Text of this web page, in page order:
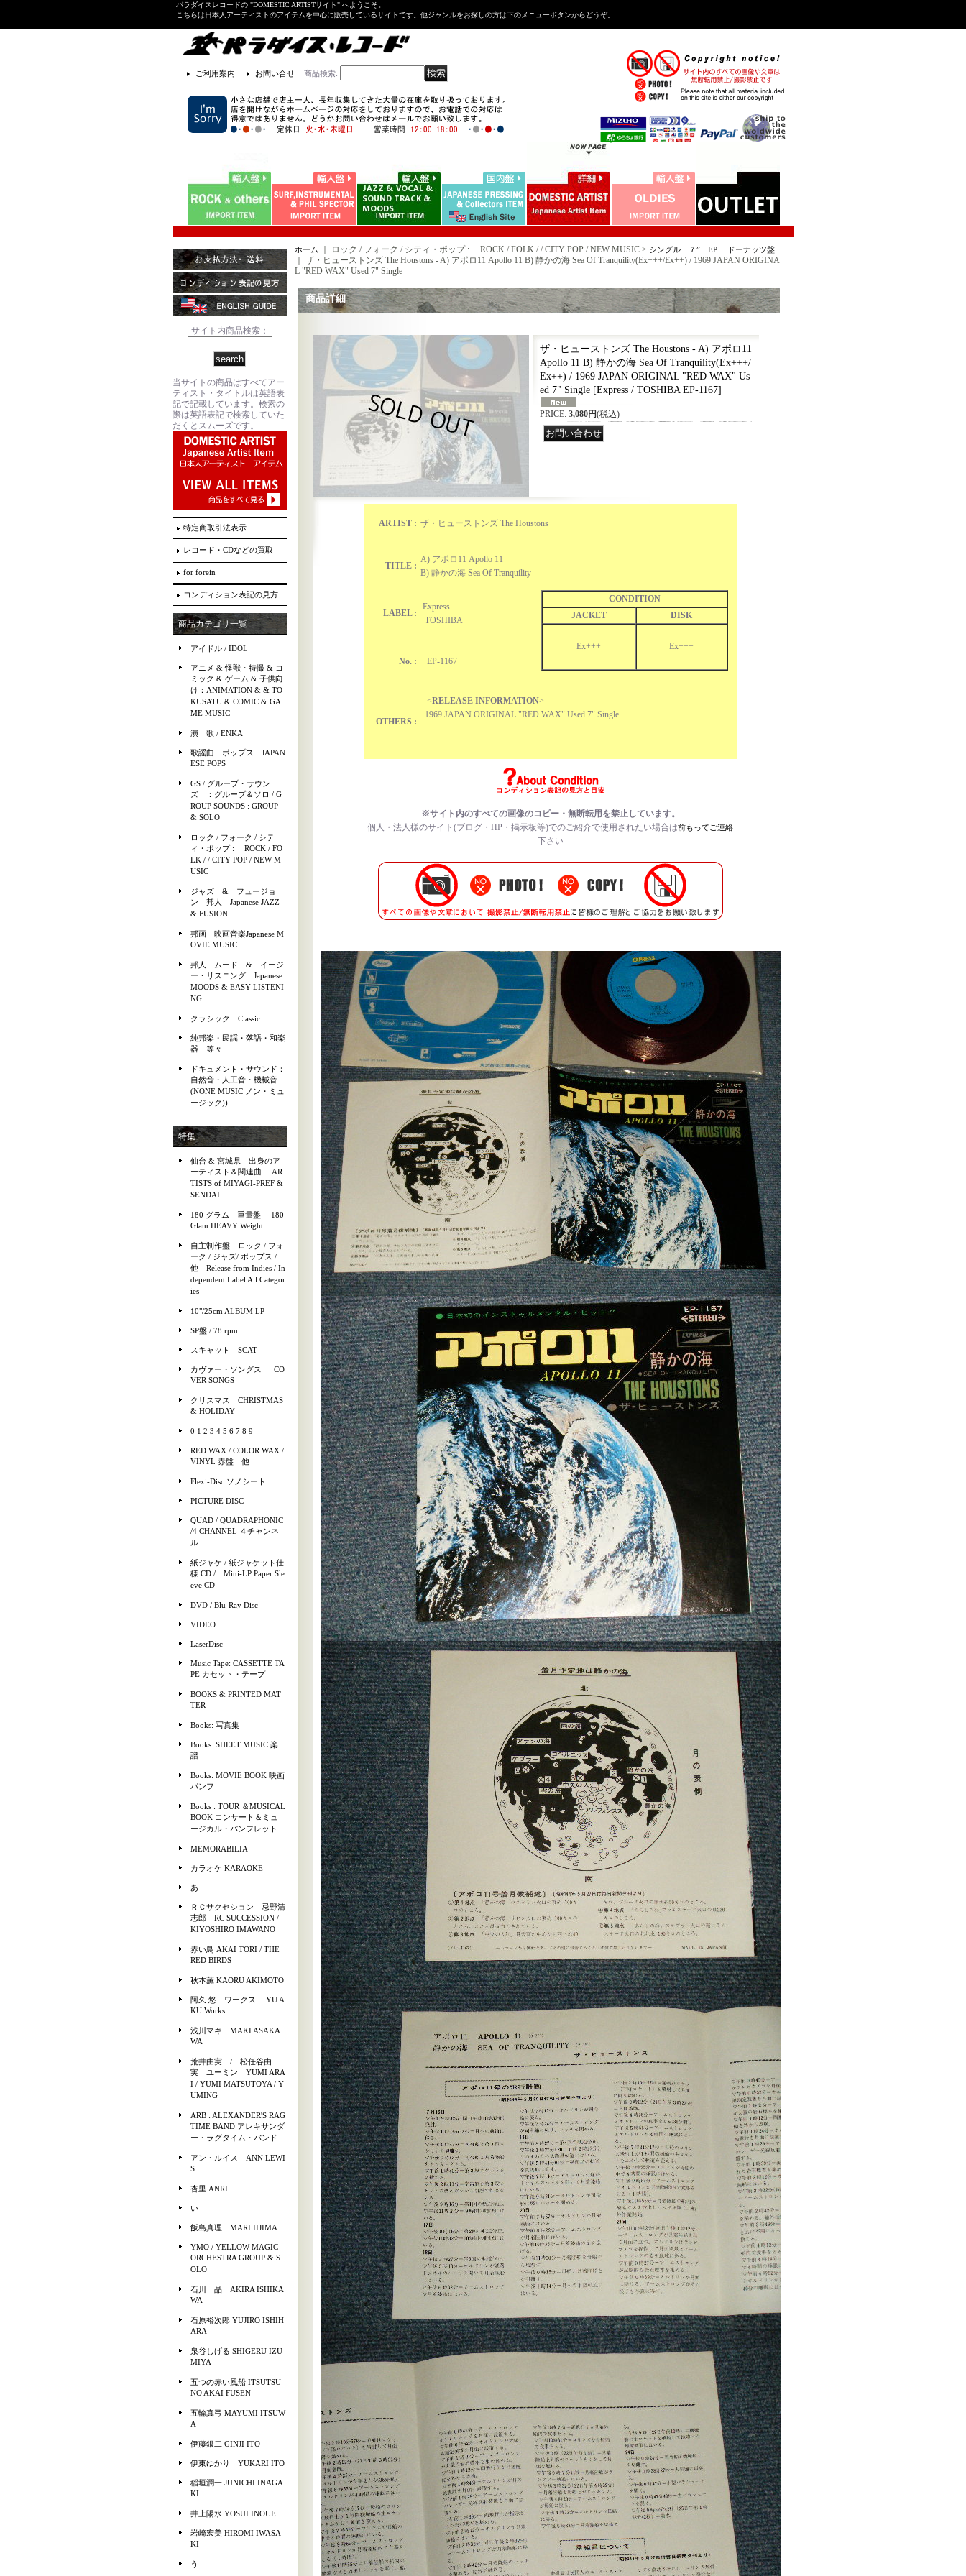
パラダイスレコードの "DOMESTIC ARTISTサイト" へようこそ。
こちらは日本人アーティストのアイテムを中心に販売しているサイトです。他ジャンルをお探しの方は下のメニューボタンからどうぞ。
ご利用案内 ｜ お問い合せ 商品検索:
サイト内商品検索：
当サイトの商品はすべてアー
ティスト・タイトルは英語表
記で記載しています。検索の
際は英語表記で検索していた
だくとスムーズです。
特定商取引法表示
レコード・CDなどの買取
for forein
コンディション表記の見方
商品カテゴリ一覧
アイドル / IDOL
アニメ & 怪獣・特撮 & コ
ミック & ゲーム & 子供向
け：ANIMATION & & TO
KUSATU & COMIC & GA
ME MUSIC
演 歌 / ENKA
歌謡曲 ポップス JAPAN
ESE POPS
GS / グループ・サウン
ズ ：グループ＆ソロ / G
ROUP SOUNDS : GROUP
& SOLO
ロック / フォーク / シテ
ィ・ポップ : ROCK / FO
LK / / CITY POP / NEW M
USIC
ジャズ & フュージョ
ン 邦人 Japanese JAZZ
& FUSION
邦画 映画音楽Japanese M
OVIE MUSIC
邦人 ムード & イージ
ー・リスニング Japanese
MOODS & EASY LISTENI
NG
クラシック Classic
純邦楽・民謡・落語・和楽
器 等々
ドキュメント・サウンド：
自然音・人工音・機械音
(NONE MUSIC ノン・ミュ
ージック))
特集
仙台 & 宮城県 出身のア
ーティスト＆関連曲 AR
TISTS of MIYAGI-PREF &
SENDAI
180 グラム 重量盤 180
Glam HEAVY Weight
自主制作盤 ロック / フォ
ーク / ジャズ/ ポップス /
他 Release from Indies / In
dependent Label All Categor
ies
10"/25cm ALBUM LP
SP盤 / 78 rpm
スキャット SCAT
カヴァー・ソングス CO
VER SONGS
クリスマス CHRISTMAS
& HOLIDAY
0 1 2 3 4 5 6 7 8 9
RED WAX / COLOR WAX /
VINYL 赤盤 他
Flexi-Disc ソノシート
PICTURE DISC
QUAD / QUADRAPHONIC
/4 CHANNEL ４チャンネ
ル
紙ジャケ / 紙ジャケット仕
様 CD / Mini-LP Paper Sle
eve CD
DVD / Blu-Ray Disc
VIDEO
LaserDisc
Music Tape: CASSETTE TA
PE カセット・テープ
BOOKS & PRINTED MAT
TER
Books: 写真集
Books: SHEET MUSIC 楽
譜
Books: MOVIE BOOK 映画
パンフ
Books : TOUR ＆MUSICAL
BOOK コンサート＆ミュ
ージカル・パンフレット
MEMORABILIA
カラオケ KARAOKE
あ
ＲＣサクセション 忌野清
志郎 RC SUCCESSION /
KIYOSHIRO IMAWANO
赤い鳥 AKAI TORI / THE
RED BIRDS
秋本薫 KAORU AKIMOTO
阿久 悠 ワークス YU A
KU Works
浅川マキ MAKI ASAKA
WA
荒井由実 / 松任谷由
実 ユーミン YUMI ARA
I / YUMI MATSUTOYA / Y
UMING
ARB : ALEXANDER'S RAG
TIME BAND アレキサンダ
ー・ラグタイム・バンド
アン・ルイス ANN LEWI
S
杏里 ANRI
い
飯島真理 MARI IIJIMA
YMO / YELLOW MAGIC
ORCHESTRA GROUP & S
OLO
石川 晶 AKIRA ISHIKA
WA
石原裕次郎 YUJIRO ISHIH
ARA
泉谷しげる SHIGERU IZU
MIYA
五つの赤い風船 ITSUTSU
NO AKAI FUSEN
五輪真弓 MAYUMI ITSUW
A
伊藤銀二 GINJI ITO
伊東ゆかり YUKARI ITO
稲垣潤一 JUNICHI INAGA
KI
井上陽水 YOSUI INOUE
岩崎宏美 HIROMI IWASA
KI
う
ホーム ｜ ロック / フォーク / シティ・ポップ : ROCK / FOLK / / CITY POP / NEW MUSIC > シングル ７” EP ドーナッツ盤
ザ・ヒューストンズ The Houstons - A) アポロ11 Apollo 11 B) 静かの海 Sea Of Tranquility(Ex+++/Ex++) / 1969 JAPAN ORIGINA
L "RED WAX" Used 7" Single
商品詳細
ザ・ヒューストンズ The Houstons - A) アポロ11
Apollo 11 B) 静かの海 Sea Of Tranquility(Ex+++/
Ex++) / 1969 JAPAN ORIGINAL "RED WAX" Us
ed 7" Single [Express / TOSHIBA EP-1167]
PRICE: 3,080円(税込)
ARTIST : ザ・ヒューストンズ The Houstons
TITLE :
A) アポロ11 Apollo 11
B) 静かの海 Sea Of Tranquility
LABEL :
Express
TOSHIBA
CONDITION
JACKET
DISK
Ex+++
Ex+++
No. :
EP-1167
OTHERS :
<RELEASE INFORMATION>
1969 JAPAN ORIGINAL "RED WAX" Used 7" Single
※サイト内のすべての画像のコピー・無断転用を禁止しています。
個人・法人様のサイト(ブログ・HP・掲示板等)でのご紹介で使用されたい場合は前もってご連絡
下さい